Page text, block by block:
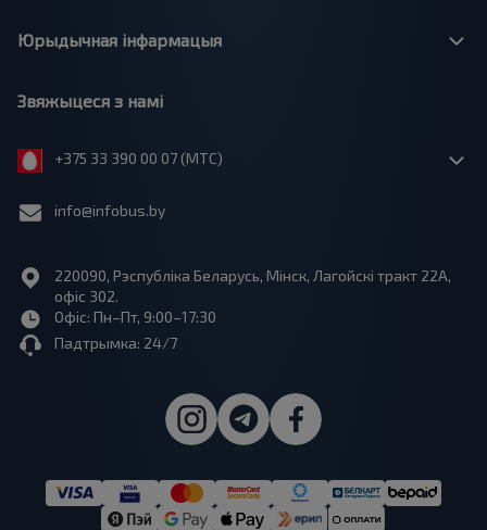
Юрыдычная інфармацыя
Звяжыцеся з намі
+375 33 390 00 07 (МТС)
info@infobus.by
220090, Рэспубліка Беларусь, Мінск, Лагойскі тракт 22A,
офіс 302.
Офіс: Пн–Пт, 9:00–17:30
Падтрымка: 24/7